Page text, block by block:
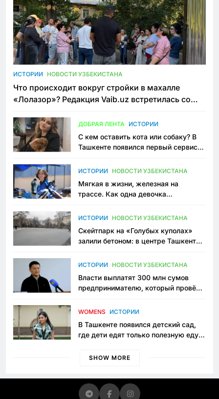
ИСТОРИИ НОВОСТИ УЗБЕКИСТАНА
Что происходит вокруг стройки в махалле
«Лолазор»? Редакция Vaib.uz встретилась со
ДОБРАЯ ЛЕНТА ИСТОРИИ
С кем оставить кота или собаку? В
Ташкенте появился первый сервис
ИСТОРИИ НОВОСТИ УЗБЕКИСТАНА
Мягкая в жизни, железная на
трассе. Как одна девочка
Узбекистане
ИСТОРИИ НОВОСТИ УЗБЕКИСТАНА
Скейтпарк на «Голубых куполах»
залили бетоном: в центре Ташкента
пространство
ИСТОРИИ НОВОСТИ УЗБЕКИСТАНА
Власти выплатят 300 млн сумов
предпринимателю, который провёл
приговору
WOMENS ИСТОРИИ
В Ташкенте появился детский сад,
где дети едят только полезную еду.
просить «кашу без сахара»
SHOW MORE